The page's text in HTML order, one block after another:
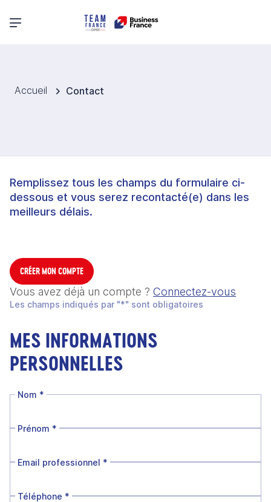
Menu principal
Accueil Contact
Remplissez tous les champs du formulaire ci-
dessous et vous serez recontacté(e) dans les
meilleurs délais.
CRÉER MON COMPTE
Vous avez déjà un compte ? Connectez-vous
Les champs indiqués par "*" sont obligatoires
MES INFORMATIONS
PERSONNELLES
Nom *
Prénom *
Email professionnel *
Téléphone *